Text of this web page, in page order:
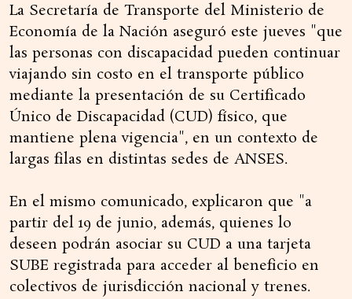
La Secretaría de Transporte del Ministerio de
Economía de la Nación aseguró este jueves "que
las personas con discapacidad pueden continuar
viajando sin costo en el transporte público
mediante la presentación de su Certificado
Único de Discapacidad (CUD) físico, que
mantiene plena vigencia", en un contexto de
largas filas en distintas sedes de ANSES.
En el mismo comunicado, explicaron que "a
partir del 19 de junio, además, quienes lo
deseen podrán asociar su CUD a una tarjeta
SUBE registrada para acceder al beneficio en
colectivos de jurisdicción nacional y trenes.